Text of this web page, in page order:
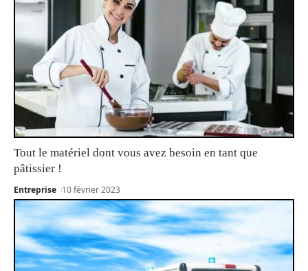
Tout le matériel dont vous avez besoin en tant que
pâtissier !
Entreprise 10 février 2023